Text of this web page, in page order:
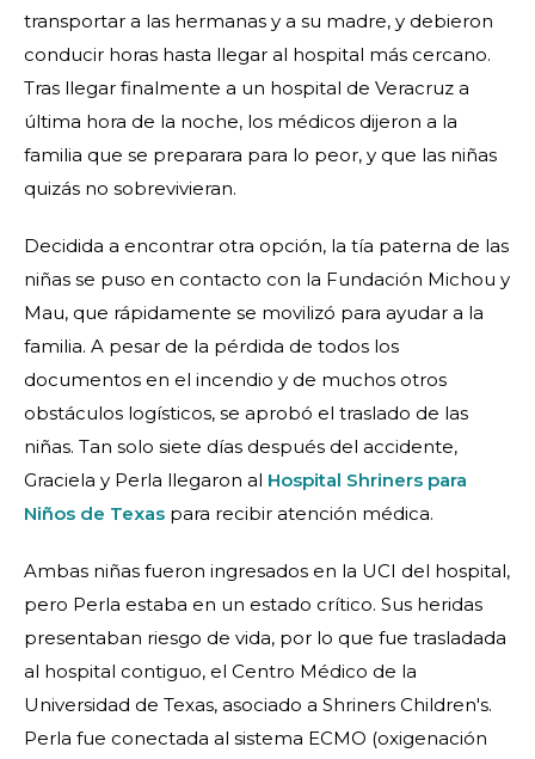
transportar a las hermanas y a su madre, y debieron
conducir horas hasta llegar al hospital más cercano.
Tras llegar finalmente a un hospital de Veracruz a
última hora de la noche, los médicos dijeron a la
familia que se preparara para lo peor, y que las niñas
quizás no sobrevivieran.
Decidida a encontrar otra opción, la tía paterna de las
niñas se puso en contacto con la Fundación Michou y
Mau, que rápidamente se movilizó para ayudar a la
familia. A pesar de la pérdida de todos los
documentos en el incendio y de muchos otros
obstáculos logísticos, se aprobó el traslado de las
niñas. Tan solo siete días después del accidente,
Graciela y Perla llegaron al Hospital Shriners para
Niños de Texas para recibir atención médica.
Ambas niñas fueron ingresados en la UCI del hospital,
pero Perla estaba en un estado crítico. Sus heridas
presentaban riesgo de vida, por lo que fue trasladada
al hospital contiguo, el Centro Médico de la
Universidad de Texas, asociado a Shriners Children's.
Perla fue conectada al sistema ECMO (oxigenación